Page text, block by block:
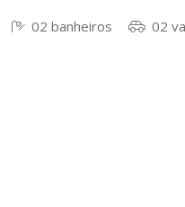
02 banheiros 02